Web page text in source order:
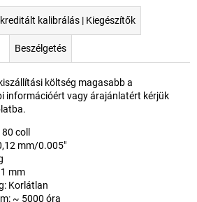
kalibrálás | Kiegészítők
Beszélgetés
költség magasabb a
információért vagy árajánlatért kérjük
coll
mm/0.005"
mm
Korlátlan
~ 5000 óra